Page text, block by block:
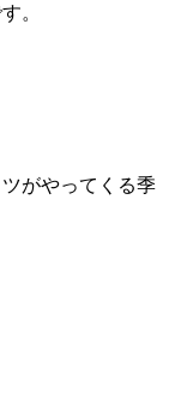
。
がやってくる季